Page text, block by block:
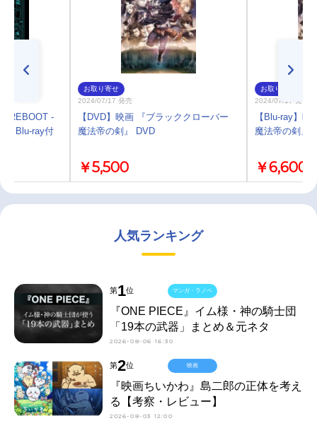
REBOOT -
Blu-ray付
お取り寄せ
2024/07/17 発売
【DVD】映画 『ブラッククローバー
魔法帝の剣』 DVD
￥5,500
お取り寄せ
2024/07/17 発売
【Blu-ray】
魔法帝の剣』
￥6,600
人気ランキング
第1位
『ONE PIECE』イム様・神の騎士団
「19本の武器」まとめ＆元ネタ
2026-08-06 16:30
マンガ・ラノベ
第2位
『映画ちいかわ』島二郎の正体を考え
る【考察・レビュー】
2026-08-03 12:00
映画